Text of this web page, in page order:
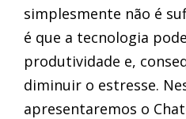
simplesmente não é
é que a tecnologia
produtividade e,
diminuir o estresse.
apresentaremos o